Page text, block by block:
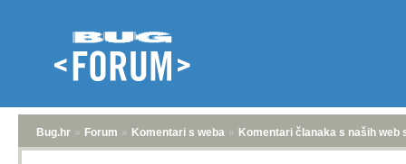
Bug.hr » Forum » Komentari s weba » Komentari članaka s naših web